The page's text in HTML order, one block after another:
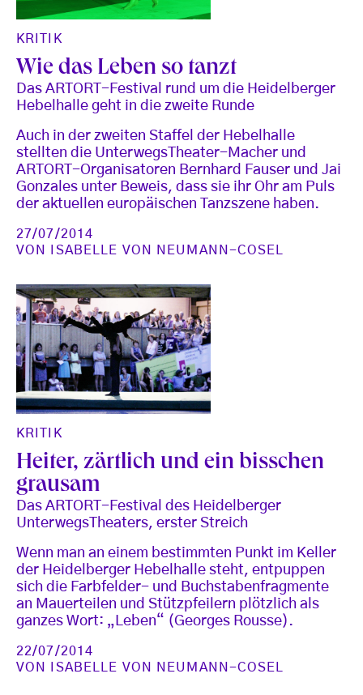
KRITIK
Wie das Leben so tanzt
Das ARTORT-Festival rund um die Heidelberger
Hebelhalle geht in die zweite Runde
Auch in der zweiten Staffel der Hebelhalle
stellten die UnterwegsTheater-Macher und
ARTORT-Organisatoren Bernhard Fauser und Jai
Gonzales unter Beweis, dass sie ihr Ohr am Puls
der aktuellen europäischen Tanzszene haben.
27/07/2014
VON
ISABELLE VON NEUMANN-COSEL
KRITIK
Heiter, zärtlich und ein bisschen
grausam
Das ARTORT-Festival des Heidelberger
UnterwegsTheaters, erster Streich
Wenn man an einem bestimmten Punkt im Keller
der Heidelberger Hebelhalle steht, entpuppen
sich die Farbfelder- und Buchstabenfragmente
an Mauerteilen und Stützpfeilern plötzlich als
ganzes Wort: „Leben“ (Georges Rousse).
22/07/2014
VON
ISABELLE VON NEUMANN-COSEL